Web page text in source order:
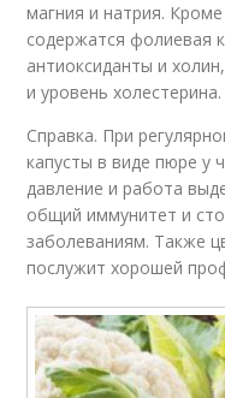
магния и натрия.
содержатся фолиевая
антиоксиданты и
и уровень холестерина.
Справка. При
капусты в виде пюре у
давление и работа
общий иммунитет и
заболеваниям. Также
послужит хорошей